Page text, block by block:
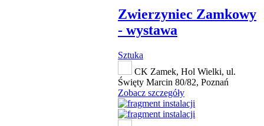
Zwierzyniec Zamkowy
- wystawa
Sztuka
CK Zamek, Hol Wielki, ul.
Święty Marcin 80/82, Poznań
Zobacz szczegóły